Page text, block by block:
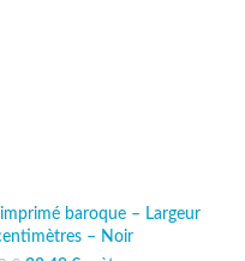
imprimé baroque – Largeur
– Noir